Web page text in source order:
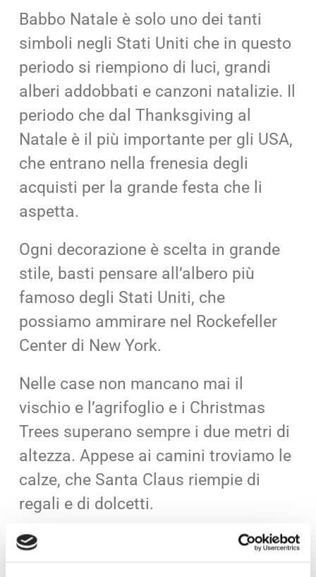
Babbo Natale è solo uno dei tanti
simboli negli Stati Uniti che in questo
periodo si riempiono di luci, grandi
alberi addobbati e canzoni natalizie. Il
periodo che dal Thanksgiving al
Natale è il più importante per gli USA,
che entrano nella frenesia degli
acquisti per la grande festa che li
aspetta.
Ogni decorazione è scelta in grande
stile, basti pensare all’albero più
famoso degli Stati Uniti, che
possiamo ammirare nel Rockefeller
Center di New York.
Nelle case non mancano mai il
vischio e l’agrifoglio e i Christmas
Trees superano sempre i due metri di
altezza. Appese ai camini troviamo le
calze, che Santa Claus riempie di
regali e di dolcetti.
Inoltre, sulle tavole non può mancare